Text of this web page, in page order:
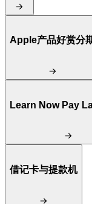
Apple产品好赏分
Learn Now Pay
借记卡与提款机